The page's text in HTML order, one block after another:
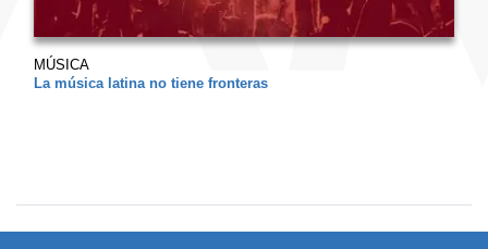
MÚSICA
La música latina no tiene fronteras